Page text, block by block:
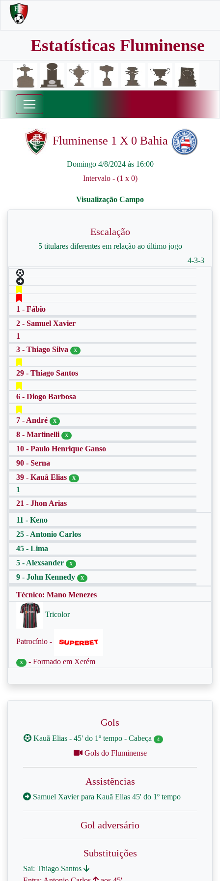
Estatísticas Fluminense
Fluminense 1 X 0 Bahia
Domingo 4/8/2024 às 16:00
Intervalo - (1 x 0)
Escalação
5 titulares diferentes em relação ao último jogo
4-3-3
1 - Fábio
2 - Samuel Xavier
1
3 - Thiago Silva
X
29 - Thiago Santos
6 - Diogo Barbosa
7 - André X
8 - Martinelli X
10 - Paulo Henrique Ganso
90 - Serna
39 - Kauã Elias
X
1
21 - Jhon Arias
11 - Keno
25 - Antonio Carlos
45 - Lima
5 - Alexsander
X
9 - John Kennedy X
Técnico: Mano Menezes
Tricolor
Patrocínio -
X - Formado em Xerém
Gols
Kauã Elias - 45' do 1º tempo - Cabeça 4
Gols do Fluminense
Assistências
Samuel Xavier para Kauã Elias 45' do 1º tempo
Gol adversário
Substituições
Sai: Thiago Santos